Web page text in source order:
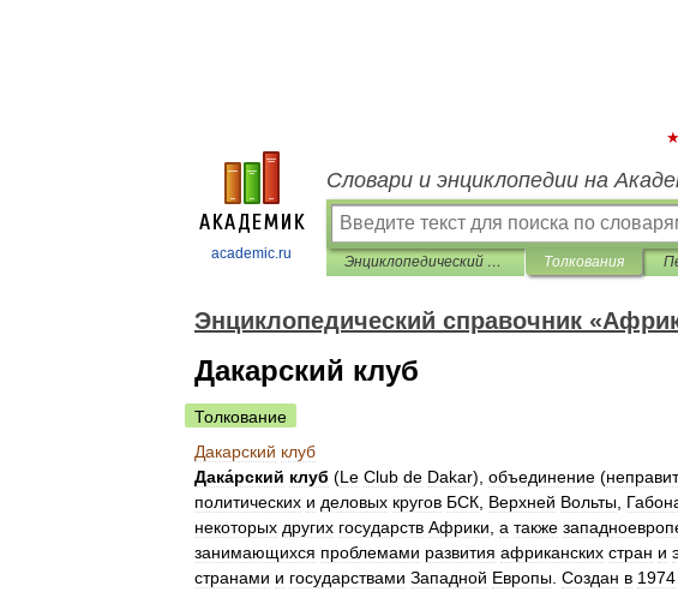
academic.ru
Словари и энциклопедии на
Энциклопедический справочник «Африка» Толкования
Энциклопедический справочник
Дакарский клуб
Толкование
Дакарский клуб
Дака́рский клуб (Le Club de Dakar), объединение (
политических и деловых кругов БСК Верхней Вольты
некоторых других государств Африки а также
занимающихся проблемами развития африканских стран и
странами и государствами Западной Европы Создан в 1974